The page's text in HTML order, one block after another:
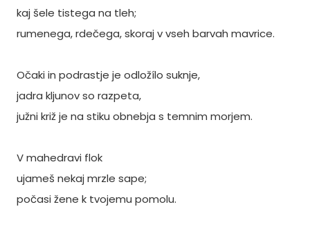
kaj šele tistega na tleh;
rumenega, rdečega, skoraj v vseh barvah mavrice.
Očaki in podrastje je odložílo suknje,
jadra kljunov so razpeta,
južni križ je na stiku obnebja s temnim morjem.
V mahedravi flok
ujameš nekaj mrzle sape;
počasi žene k tvojemu pomolu.